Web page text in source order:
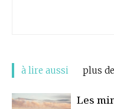
à lire aussi plus
Les